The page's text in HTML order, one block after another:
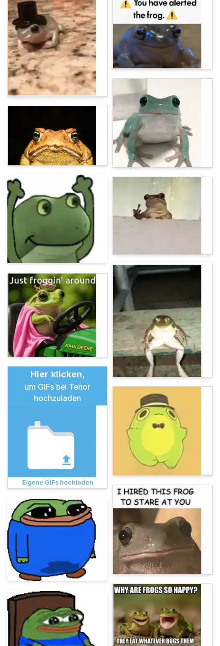
Hier klicken,
um GIFs bei Tenor
hochzuladen
Eigene GIFs hochladen